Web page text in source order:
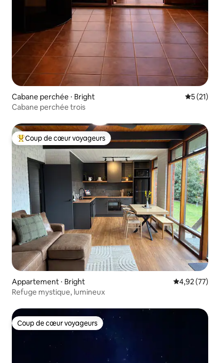
Cabane perchée ⋅ Bright
5 (21)
Cabane perchée trois
Coups de cœur voyageurs les plus appréciés
Coup de cœur voyageurs
Appartement ⋅ Bright Évaluation
4,92 (77)
Refuge mystique, lumineux
Coup de cœur voyageurs
Coup de cœur voyageurs